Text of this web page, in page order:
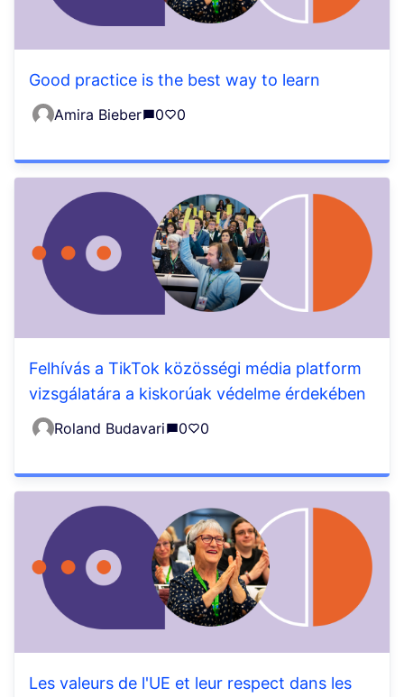
Good practice is the best way to learn
Amira Bieber 0 0
Felhívás a TikTok közösségi média platform
vizsgálatára a kiskorúak védelme érdekében
Roland Budavari 0 0
Les valeurs de l'UE et leur respect dans les